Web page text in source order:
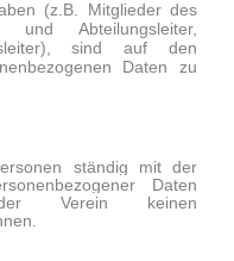
(z.B. Mitglieder des
und Abteilungsleiter,
sind auf den
Daten zu
ständig mit der
Daten
Verein keinen